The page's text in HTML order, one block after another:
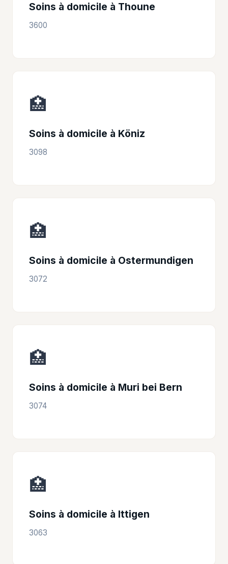
Soins à domicile à Thoune
3600
🏥
Soins à domicile à Köniz
3098
🏥
Soins à domicile à Ostermundigen
3072
🏥
Soins à domicile à Muri bei Bern
3074
🏥
Soins à domicile à Ittigen
3063